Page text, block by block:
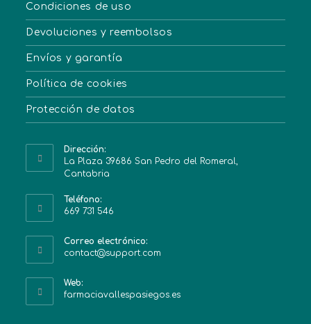
Condiciones de uso
Devoluciones y reembolsos
Envíos y garantía
Política de cookies
Protección de datos
Dirección:
La Plaza 39686 San Pedro del Romeral,
Cantabria
Teléfono:
669 731 546
Correo electrónico:
contact@support.com
Web:
farmaciavallespasiegos.es